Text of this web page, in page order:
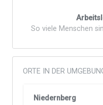
So viele Menschen
ORTE IN DER
Niedernberg